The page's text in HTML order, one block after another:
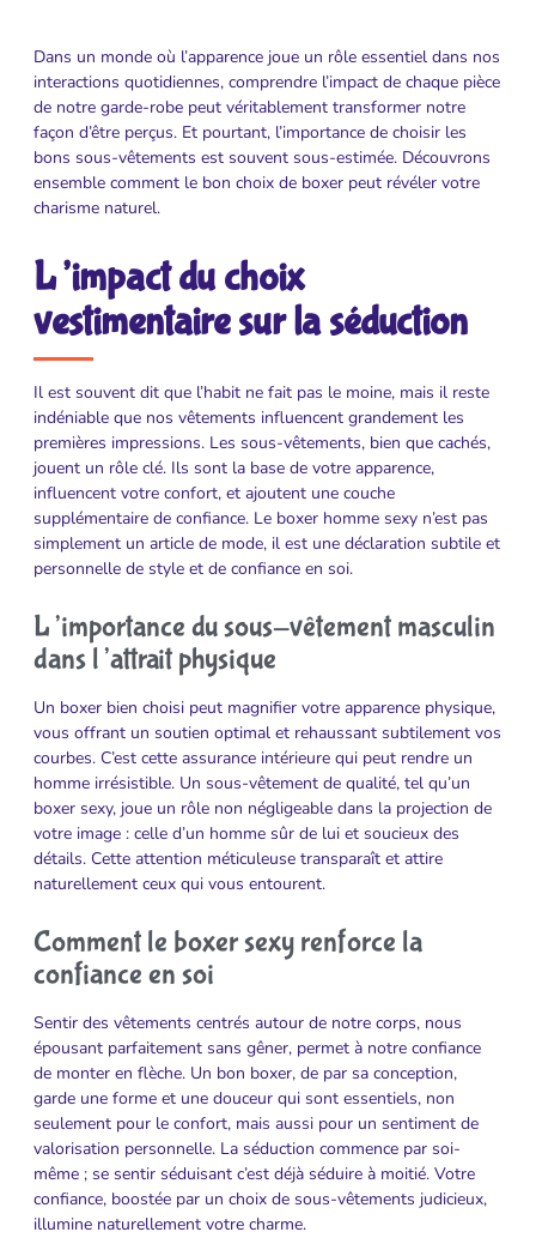
Dans un monde où l’apparence joue un rôle essentiel dans nos
interactions quotidiennes, comprendre l’impact de chaque pièce
de notre garde-robe peut véritablement transformer notre
façon d’être perçus. Et pourtant, l’importance de choisir les
bons sous-vêtements est souvent sous-estimée. Découvrons
ensemble comment le bon choix de boxer peut révéler votre
charisme naturel.
L’impact du choix
vestimentaire sur la séduction
Il est souvent dit que l’habit ne fait pas le moine, mais il reste
indéniable que nos vêtements influencent grandement les
premières impressions. Les sous-vêtements, bien que cachés,
jouent un rôle clé. Ils sont la base de votre apparence,
influencent votre confort, et ajoutent une couche
supplémentaire de confiance. Le boxer homme sexy n’est pas
simplement un article de mode, il est une déclaration subtile et
personnelle de style et de confiance en soi.
L’importance du sous-vêtement masculin
dans l’attrait physique
Un boxer bien choisi peut magnifier votre apparence physique,
vous offrant un soutien optimal et rehaussant subtilement vos
courbes. C’est cette assurance intérieure qui peut rendre un
homme irrésistible. Un sous-vêtement de qualité, tel qu’un
boxer sexy, joue un rôle non négligeable dans la projection de
votre image : celle d’un homme sûr de lui et soucieux des
détails. Cette attention méticuleuse transparaît et attire
naturellement ceux qui vous entourent.
Comment le boxer sexy renforce la
confiance en soi
Sentir des vêtements centrés autour de notre corps, nous
épousant parfaitement sans gêner, permet à notre confiance
de monter en flèche. Un bon boxer, de par sa conception,
garde une forme et une douceur qui sont essentiels, non
seulement pour le confort, mais aussi pour un sentiment de
valorisation personnelle. La séduction commence par soi-
même ; se sentir séduisant c’est déjà séduire à moitié. Votre
confiance, boostée par un choix de sous-vêtements judicieux,
illumine naturellement votre charme.